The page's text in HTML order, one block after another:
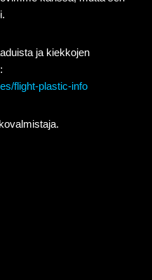
ja kiekkojen
flight-plastic-info